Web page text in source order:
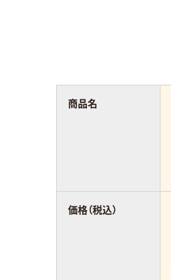
商品名
価格（税込）